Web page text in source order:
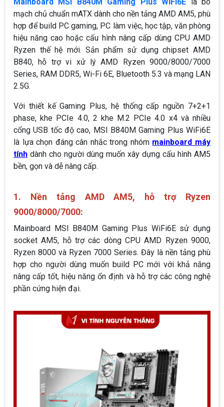
mạch chủ chuẩn mATX dành cho nền tảng AMD AM5, phù
hợp để build PC gaming, PC làm việc, học tập, văn phòng
hiệu năng cao hoặc cấu hình nâng cấp dùng CPU AMD
Ryzen thế hệ mới. Sản phẩm sử dụng chipset AMD
B840, hỗ trợ vi xử lý AMD Ryzen 9000/8000/7000
Series, RAM DDR5, Wi-Fi 6E, Bluetooth 5.3 và mạng LAN
2.5G.
Với thiết kế Gaming Plus, hệ thống cấp nguồn 7+2+1
phase, khe PCIe 4.0, 2 khe M.2 PCIe 4.0 x4 và nhiều
cổng USB tốc độ cao, MSI B840M Gaming Plus WiFi6E
là lựa chọn đáng cân nhắc trong nhóm mainboard máy
tính dành cho người dùng muốn xây dựng cấu hình AM5
bền, gọn và dễ nâng cấp.
1. Nền tảng AMD AM5, hỗ trợ Ryzen
9000/8000/7000:
Mainboard MSI B840M Gaming Plus WiFi6E sử dụng
socket AM5, hỗ trợ các dòng CPU AMD Ryzen 9000,
Ryzen 8000 và Ryzen 7000 Series. Đây là nền tảng phù
hợp cho người dùng muốn build PC mới với khả năng
nâng cấp tốt, hiệu năng ổn định và hỗ trợ các công nghệ
phần cứng hiện đại.